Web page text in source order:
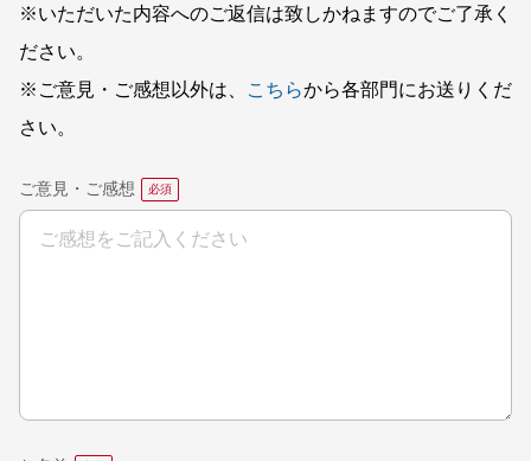
※いただいた内容へのご返信は致しかねますのでご了承く
ださい。
※ご意見・ご感想以外は、
こちらから各部門にお送りくだ
さい。
ご意見・ご感想